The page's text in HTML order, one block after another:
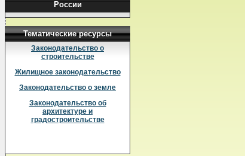
России
Тематические ресурсы
Законодательство о
строительстве
Жилищное законодательство
Законодательство о земле
Законодательство об
архитектуре и
градостроительстве